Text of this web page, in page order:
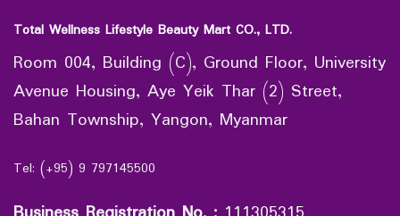
Total Wellness Lifestyle Beauty Mart CO., LTD.
Room 004, Building (C), Ground Floor, University
Avenue Housing, Aye Yeik Thar (2) Street,
Bahan Township, Yangon, Myanmar
Tel: (+95) 9 797145500